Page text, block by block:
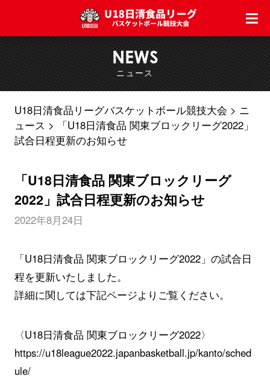
NEWS
ニュース
U18日清食品リーグバスケットボール競技大会
ニ
ュース
「U18日清食品 関東ブロックリーグ2022」
試合日程更新のお知らせ
「U18日清食品 関東ブロックリーグ
2022」試合日程更新のお知らせ
2022年8月24日
「U18日清食品 関東ブロックリーグ2022」の試合日
程を更新いたしました。
詳細に関しては下記ページよりご覧ください。
〈U18日清食品 関東ブロックリーグ2022〉
https://u18league2022.japanbasketball.jp/kanto/sched
ule/